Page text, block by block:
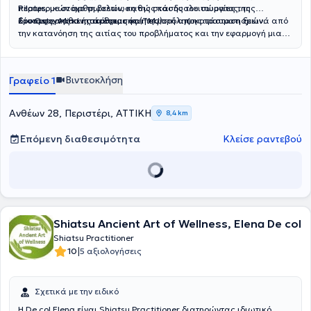
περιφερικών αρθρωσεων, καθώς και δυσλειτουργίες της
κροταφογναθικής άρθρωσης (TMJ).
Pilates, με στόχο τη βελτίωση της στάσης του σώματος, της
δύναμης, της κινητικότητας και της πρόληψης τραυματισμών.
Στο OsteoMind πιστεύουμε ότι η σωστή αποκατάσταση ξεκινά από
την κατανόηση της αιτίας του προβλήματος και την εφαρμογή μιας
προσέγγισης.
Γραφείο 1 Βιντεοκλήση
Ανθέων 28, Περιστέρι, ΑΤΤΙΚΗ 8,4 km
Επόμενη διαθεσιμότητα Κλείσε ραντεβού
Shiatsu Ancient Art of Wellness, Elena De col
Shiatsu Practitioner
10|5 αξιολογήσεις
Σχετικά με την ειδικό